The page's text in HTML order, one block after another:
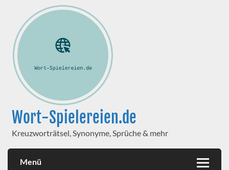
Wort-Spielereien.de
Kreuzworträtsel, Synonyme, Sprüche & mehr
Menü